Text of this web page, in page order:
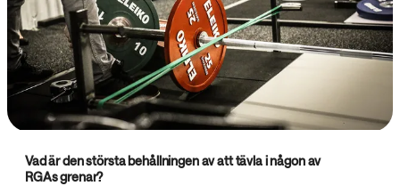
Vad är den största behållningen av att tävla i någon av
RGAs grenar?